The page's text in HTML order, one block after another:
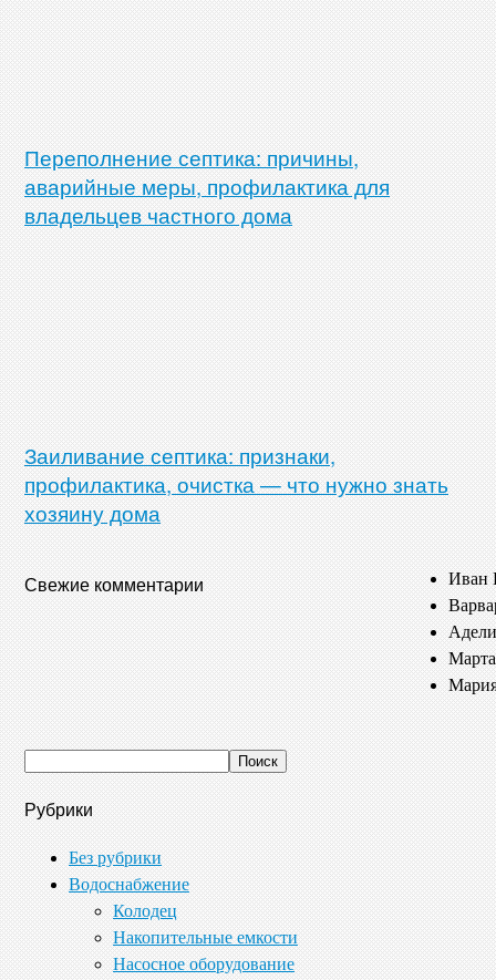
Переполнение септика: причины,
аварийные меры, профилактика для
владельцев частного дома
Заиливание септика: признаки,
профилактика, очистка — что нужно знать
хозяину дома
Свежие комментарии
Иван
Марта
Рубрики
Без рубрики
Водоснабжение
Колодец
Накопительные емкости
Насосное оборудование